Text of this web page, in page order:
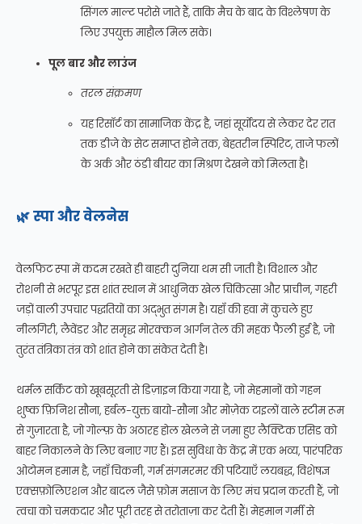
सिंगल माल्ट परोसे जाते हैं, ताकि मैच के बाद के विश्लेषण के
लिए उपयुक्त माहौल मिल सके।
पूल बार और लाउंज
तरल संक्रमण
यह रिसॉर्ट का सामाजिक केंद्र है, जहां सूर्योदय से लेकर देर रात
तक डीजे के सेट समाप्त होने तक, बेहतरीन स्पिरिट, ताजे फलों
के अर्क और ठंडी बीयर का मिश्रण देखने को मिलता है।
🌿 स्पा और वेलनेस
वेलफिट स्पा में कदम रखते ही बाहरी दुनिया थम सी जाती है। विशाल और
रोशनी से भरपूर इस शांत स्थान में आधुनिक खेल चिकित्सा और प्राचीन, गहरी
जड़ों वाली उपचार पद्धतियों का अद्भुत संगम है। यहाँ की हवा में कुचले हुए
नीलगिरी, लैवेंडर और समृद्ध मोरक्कन आर्गन तेल की महक फैली हुई है, जो
तुरंत तंत्रिका तंत्र को शांत होने का संकेत देती है।
थर्मल सर्किट को खूबसूरती से डिज़ाइन किया गया है, जो मेहमानों को गहन
शुष्क फ़िनिश सौना, हर्बल-युक्त बायो-सौना और मोज़ेक टाइलों वाले स्टीम रूम
से गुज़ारता है, जो गोल्फ़ के अठारह होल खेलने से जमा हुए लैक्टिक एसिड को
बाहर निकालने के लिए बनाए गए हैं। इस सुविधा के केंद्र में एक भव्य, पारंपरिक
ओटोमन हमाम है, जहाँ चिकनी, गर्म संगमरमर की पटियाएँ लयबद्ध, विशेषज्ञ
एक्सफ़ोलिएशन और बादल जैसे फ़ोम मसाज के लिए मंच प्रदान करती हैं, जो
त्वचा को चमकदार और पूरी तरह से तरोताज़ा कर देती हैं। मेहमान गर्मी से